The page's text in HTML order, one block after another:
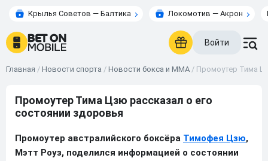
Крылья Советов — Балтика Локомотив — Акрон
Войти
Главная / Новости спорта / Новости бокса и ММА / Промоутер Тима
Промоутер Тима Цзю рассказал о его
состоянии здоровья
Промоутер австралийского боксёра Тимофея Цзю,
Мэтт Роуз, поделился информацией о состоянии